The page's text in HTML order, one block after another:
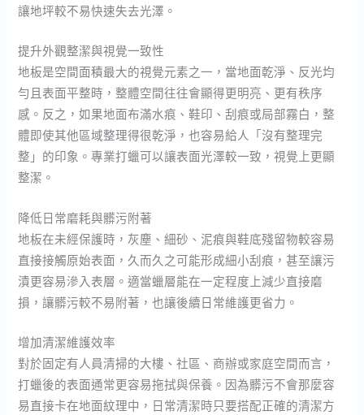
讓地坪較不易快速失去光澤。
提升外觀整潔與視覺一致性
地板是空間面積最大的視覺元素之一，當地面乾淨、反光均
勻且表面平整時，整體空間往往會顯得更明亮、更有秩序
感。反之，如果地面布滿水痕、鞋印、刮痕或局部霧白，整
體即使其他區域整理得很乾淨，也容易給人「沒有整理完
整」的印象。專業打蠟可以讓表面光澤較一致，視覺上更顯
整潔。
降低日常磨耗與髒污附著
地板在未經保護時，灰塵、細砂、泥痕與鞋底殘留物較容易
直接接觸原始表面，久而久之可能形成細小刮痕，甚至讓污
漬更容易滲入表層。適當蠟層能在一定程度上減少直接磨
損，讓髒污較不易附著，也讓後續日常維護更省力。
增加清潔維護效率
對於固定有人員清掃的大樓、社區、商辦或家庭空間而言，
打蠟後的表面通常更容易拖拭與保養。因為髒污不會那麼容
易直接卡在地面紋理中，日常清潔時只要搭配正確的清潔方